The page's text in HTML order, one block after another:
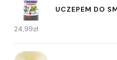
UCZEPEM DO
24,99zł